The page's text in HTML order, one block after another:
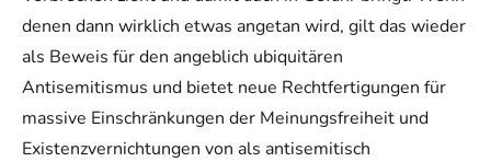
denen dann wirklich etwas angetan wird, gilt das wieder
als Beweis für den angeblich ubiquitären
Antisemitismus und bietet neue Rechtfertigungen für
massive Einschränkungen der Meinungsfreiheit und
Existenzvernichtungen von als antisemitisch